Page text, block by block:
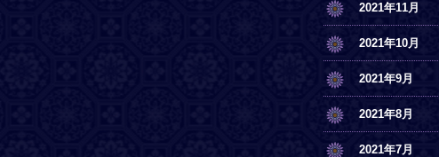
2021年11月
2021年10月
2021年9月
2021年8月
2021年7月